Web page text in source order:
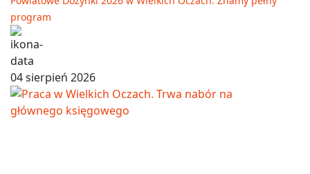
program
04 sierpień 2026